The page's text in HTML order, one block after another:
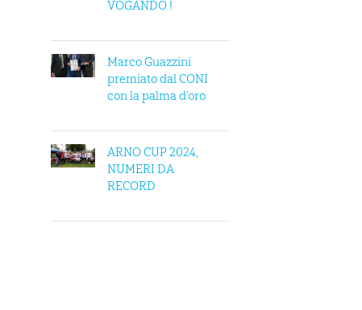
VOGANDO !
Marco Guazzini
premiato dal CONI
con la palma d’oro
ARNO CUP 2024,
NUMERI DA
RECORD